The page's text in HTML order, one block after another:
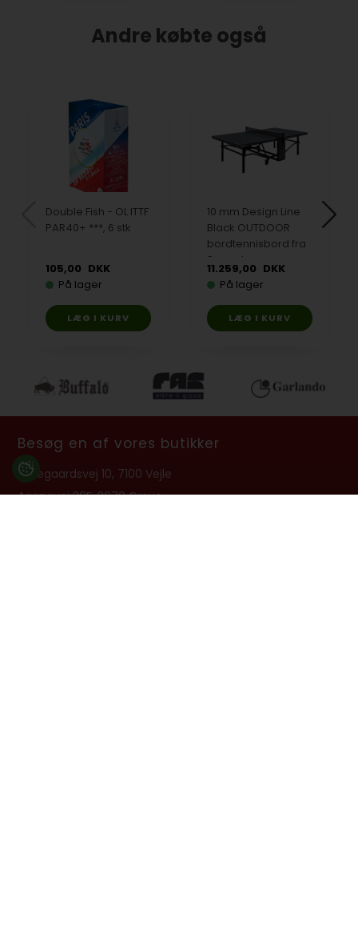
Andre købte også
Double Fish - OL ITTF
PAR40+ ***, 6 stk
105,00 DKK
På lager
10 mm Design Line
Black OUTDOOR
bordtennisbord fra
Sponeta
11.259,00 DKK
På lager
Besøg en af vores butikker
Ladegaardsvej 10, 7100 Vejle
Agenavej 39F, 2670 Greve